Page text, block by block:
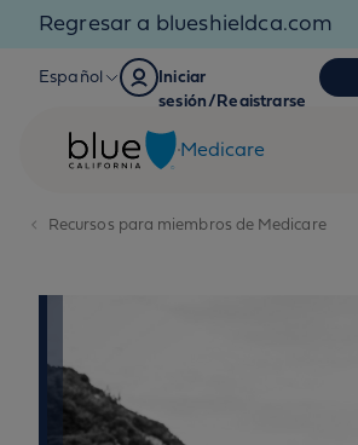
Skip to content
Regresar a blueshieldca.com
Español
Iniciar
sesión/Registrarse
Medicare
Recursos para miembros de Medicare